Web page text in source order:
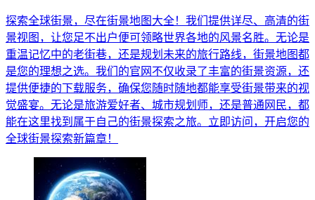
探索全球街景，尽在街景地图大全！我们提供详尽、高清的街
景视图，让您足不出户便可领略世界各地的风景名胜。无论是
重温记忆中的老街巷，还是规划未来的旅行路线，街景地图都
是您的理想之选。我们的官网不仅收录了丰富的街景资源，还
提供便捷的下载服务，确保您随时随地都能享受街景带来的视
觉盛宴。无论是旅游爱好者、城市规划师，还是普通网民，都
能在这里找到属于自己的街景探索之旅。立即访问，开启您的
全球街景探索新篇章！